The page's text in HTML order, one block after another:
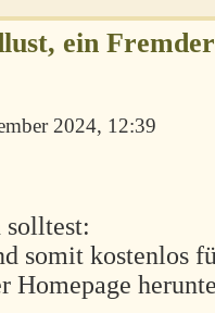
ein
2024, 12:39
solltest:
somit kostenlos
Homepage